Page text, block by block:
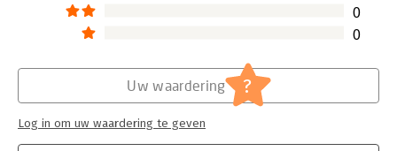
0
0
Uw waardering ?
Log in om uw waardering te geven